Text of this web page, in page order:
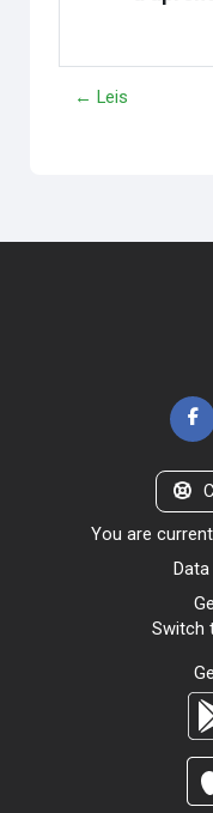
← Leis
You are
Switch